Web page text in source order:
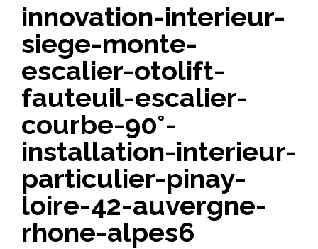
innovation-interieur-
siege-monte-
escalier-otolift-
fauteuil-escalier-
courbe-90°-
installation-interieur-
particulier-pinay-
loire-42-auvergne-
rhone-alpes6